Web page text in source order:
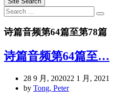
Search
for:
Search
诗篇音频第64篇至第78篇
诗篇音频第64篇至…
28 9 月, 202022 1 月, 2021
by Tong, Peter